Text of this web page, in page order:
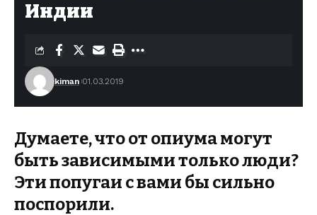
Индии
kiman 01.03.2019
Думаете, что от опиума могут
быть зависимыми только люди?
Эти попугаи с вами бы сильно
поспорили.